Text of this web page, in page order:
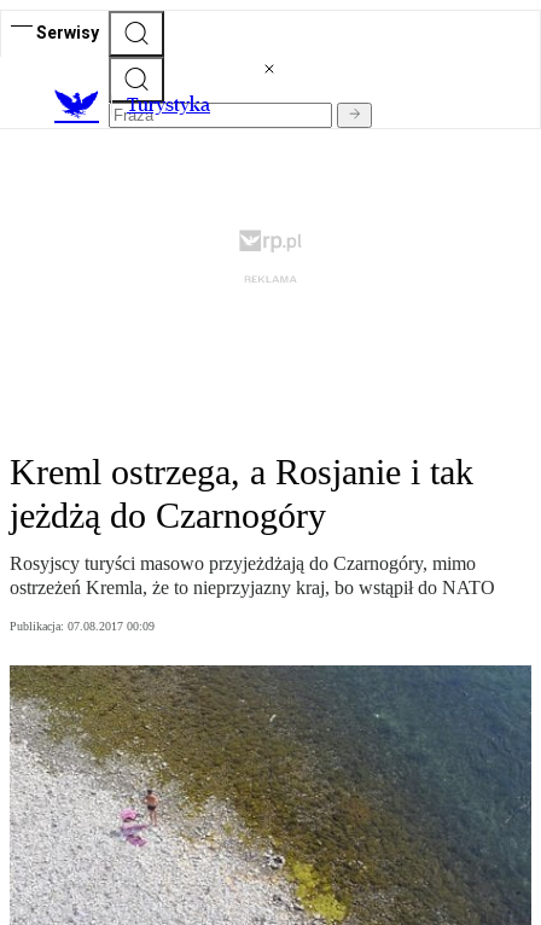
Serwisy
Turystyka
Kreml ostrzega, a Rosjanie i tak
jeżdżą do Czarnogóry
Rosyjscy turyści masowo przyjeżdżają do Czarnogóry, mimo
ostrzeżeń Kremla, że to nieprzyjazny kraj, bo wstąpił do NATO
Publikacja: 07.08.2017 00:09